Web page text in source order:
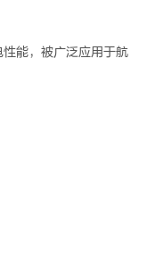
能，被广泛应用于航